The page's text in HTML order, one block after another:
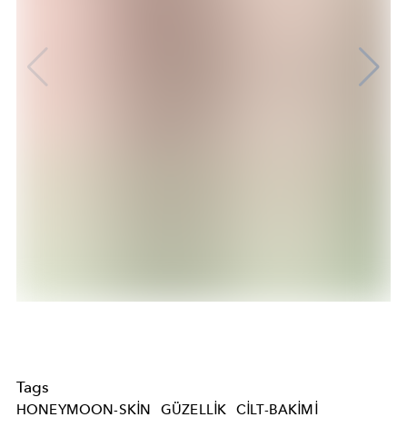
Tags
HONEYMOON-SKIN GÜZELLIK CILT-BAKIMI